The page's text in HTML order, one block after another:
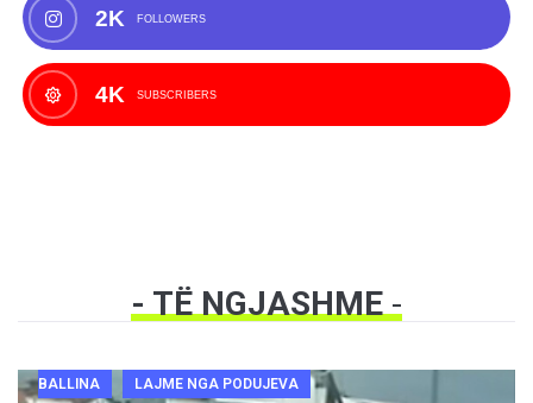
2K FOLLOWERS
4K SUBSCRIBERS
- TË NGJASHME-
BALLINA LAJME NGA PODUJEVA